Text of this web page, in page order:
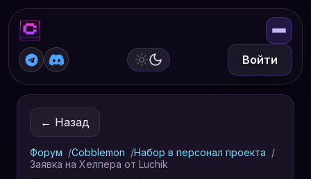
Войти
← Назад
Форум Cobblemon
Набор в персонал проекта
Заявка на Хелпера от Luchik